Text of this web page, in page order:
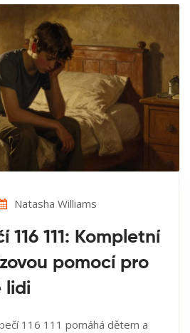
Natasha Williams
116 111: Kompletní
pomocí pro
lidi
116 111 pomáhá dětem a